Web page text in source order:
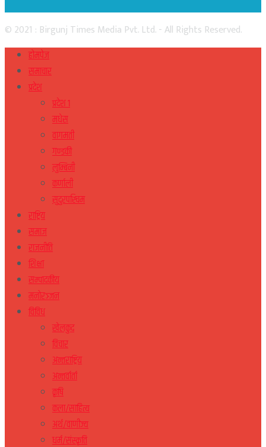
© 2021 : Birgunj Times Media Pvt. Ltd. - All Rights Reserved.
होमपेज
समाचार
प्रदेश
प्रदेश १
मधेस
वागमती
गण्डकी
लुम्बिनी
कर्णाली
सुदुरपस्चिम
राष्ट्रिय
समाज
राजनीति
शिक्षा
सम्पादकीय
मनोरञ्जन
विविध
खेलकुद
विचार
अन्तराष्ट्रिय
अन्तर्वार्ता
कृषि
कला/साहित्य
अर्थ/वाणीज्य
धर्म/संस्कृति